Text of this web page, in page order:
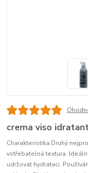
crema viso
Charakteristika Druhý
vstřebatelná textura.
udržovat hydrataci.